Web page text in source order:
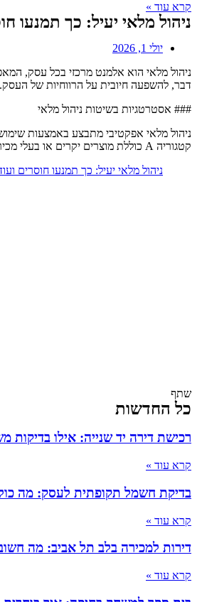
קרא עוד »
ניהול מלאי יעיל: כך תמנעו
יולי 1, 2026
ניהול מלאי הוא אלמנט מרכזי בכל עסק,
דבר, להשפעה חיובית על הרווחיות של העסק.
### אסטרטגיות בשיטות ניהול מלאי
קטגוריה A כוללת מוצרים יקרים או בעלי מכירות גבוהות, קטגוריה B כוללת מוצרים בינוניים וקטגוריה C כוללת מוצרים פחות חשובים. גישה זו מאפשרת מתן דגש לנ
ניהול מלאי יעיל: כך תמנעו חוסרים
שתף
כל החדשות
רכישת דירה יד שנייה: אילו בדיקות
קרא עוד »
בדיקת חשמל תקופתית לעסק: מה
קרא עוד »
דירות למכירה בלב תל אביב: מה חשוב
קרא עוד »